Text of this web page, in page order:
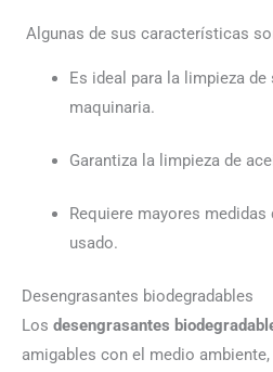
Algunas de sus características
Es ideal para la limpieza
maquinaria.
Garantiza la limpieza de
Requiere mayores medidas
usado.
Desengrasantes biodegradables
Los desengrasantes
amigables con el medio